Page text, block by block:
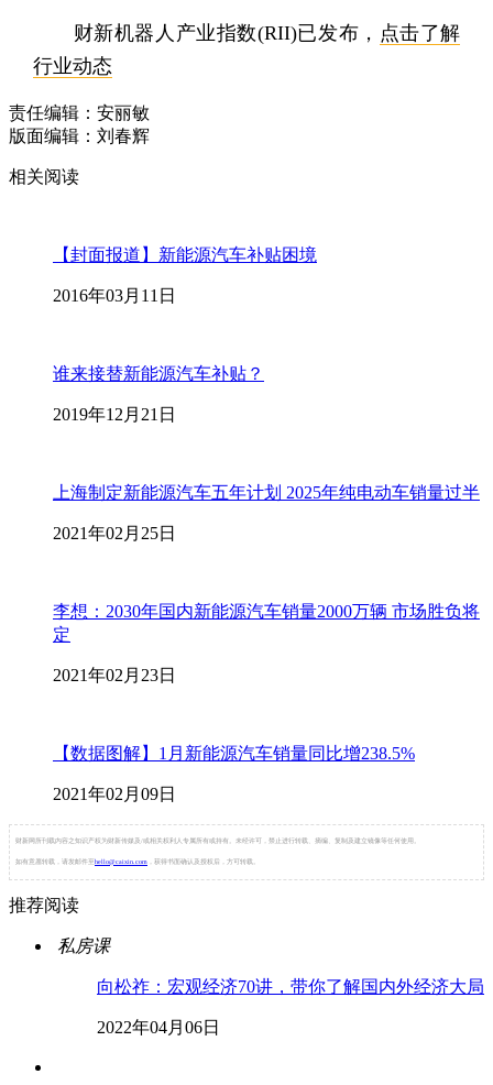
财新机器人产业指数(RII)已发布， 点击了解
行业动态
责任编辑：安丽敏
版面编辑：刘春辉
相关阅读
【封面报道】新能源汽车补贴困境
2016年03月11日
谁来接替新能源汽车补贴？
2019年12月21日
上海制定新能源汽车五年计划 2025年纯电动车销量过半
2021年02月25日
李想：2030年国内新能源汽车销量2000万辆 市场胜负将
定
2021年02月23日
【数据图解】1月新能源汽车销量同比增238.5%
2021年02月09日
财新网所刊载内容之知识产权为财新传媒及/或相关权利人专属所有或持有。未经许可，禁止进行转载、摘编、复制及建立镜像等任何使用。
如有意愿转载，请发邮件至 hello@caixin.com ，获得书面确认及授权后，方可转载。
推荐阅读
私房课
向松祚：宏观经济70讲，带你了解国内外经济大局
2022年04月06日